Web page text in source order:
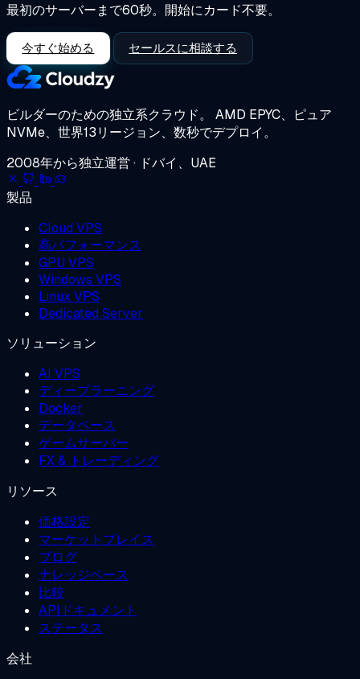
最初のサーバーまで60秒。開始にカード不要。
今すぐ始める セールスに相談する
ビルダーのための独立系クラウド。 AMD EPYC、ピュア
NVMe、世界13リージョン、数秒でデプロイ。
2008年から独立運営 · ドバイ、UAE
製品
Cloud VPS
高パフォーマンス
GPU VPS
Windows VPS
Linux VPS
Dedicated Server
ソリューション
AI VPS
ディープラーニング
Docker
データベース
ゲームサーバー
FX & トレーディング
リソース
価格設定
マーケットプレイス
ブログ
ナレッジベース
比較
APIドキュメント
ステータス
会社